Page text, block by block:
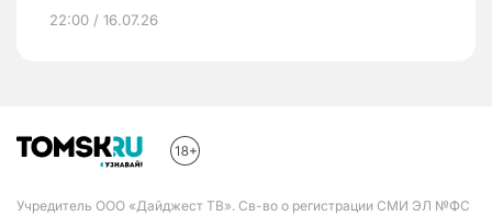
22:00 / 16.07.26
Учредитель ООО «Дайджест ТВ». Св-во о регистрации СМИ ЭЛ №ФС